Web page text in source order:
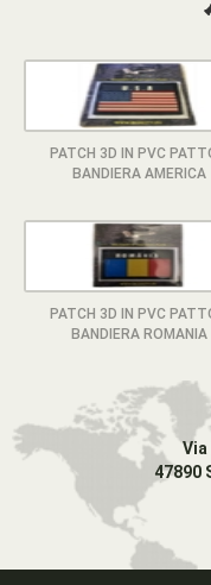
PATCH 3D IN PVC
BANDIERA AMERICA
PATCH 3D IN PVC
BANDIERA ROMANIA
47890